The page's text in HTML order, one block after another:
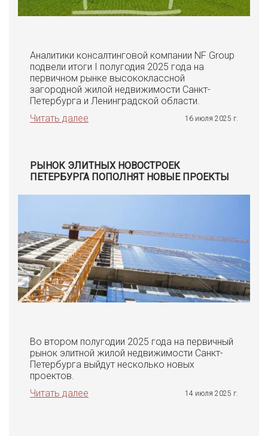
Аналитики консалтинговой компании NF Group
подвели итоги I полугодия 2025 года на
первичном рынке высококлассной
загородной жилой недвижимости Санкт-
Петербурга и Ленинградской области.
Читать далее
16 июля 2025 г.
РЫНОК ЭЛИТНЫХ НОВОСТРОЕК
ПЕТЕРБУРГА ПОПОЛНЯТ НОВЫЕ ПРОЕКТЫ
Во втором полугодии 2025 года на первичный
рынок элитной жилой недвижимости Санкт-
Петербурга выйдут несколько новых
проектов.
Читать далее
14 июля 2025 г.